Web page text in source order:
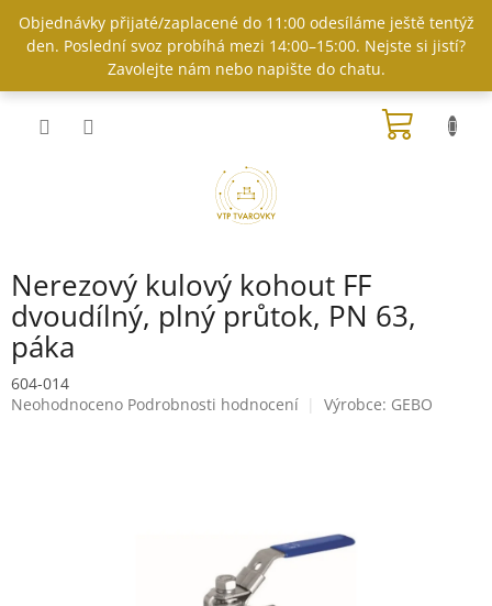
obsah
Objednávky přijaté/zaplacené do 11:00 odesíláme ještě tentýž
den. Poslední svoz probíhá mezi 14:00–15:00. Nejste si jistí?
Zavolejte nám nebo napište do chatu.
Nerezový kulový kohout FF
dvoudílný, plný průtok, PN 63,
páka
604-014
Průměrné
Neohodnoceno Podrobnosti hodnocení Výrobce: GEBO